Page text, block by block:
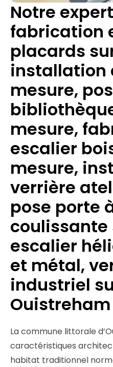
Notre
fabrication
placards
installation
mesure,
mesure,
escalier
mesure,
verrière
pose porte
coulissante
escalier
et métal,
industriel
Ouistreham
La commune littorale
caractéristiques
habitat traditionnel